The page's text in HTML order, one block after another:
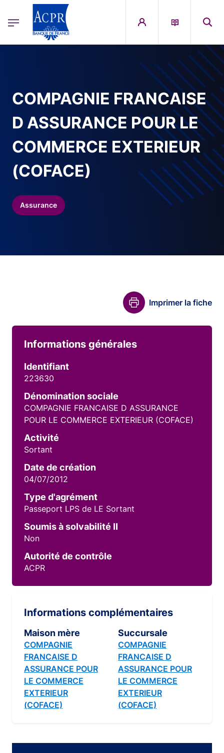
ACPR Menu Principal (French)
COMPAGNIE FRANCAISE
D ASSURANCE POUR LE
COMMERCE EXTERIEUR
(COFACE)
Assurance
Imprimer la fiche
Informations générales
Identifiant
223630
Dénomination sociale
COMPAGNIE FRANCAISE D ASSURANCE
POUR LE COMMERCE EXTERIEUR (COFACE)
Activité
Sortant
Date de création
04/07/2012
Type d'agrément
Passeport LPS de LE Sortant
Soumis à solvabilité II
Non
Autorité de contrôle
ACPR
Informations complémentaires
Maison mère
COMPAGNIE
FRANCAISE D
ASSURANCE POUR
LE COMMERCE
EXTERIEUR
(COFACE)
Succursale
COMPAGNIE
FRANCAISE D
ASSURANCE POUR
LE COMMERCE
EXTERIEUR
(COFACE)